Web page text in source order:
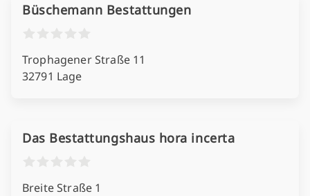
Büschemann Bestattungen
Trophagener Straße 11
32791 Lage
Das Bestattungshaus hora incerta
Breite Straße 1